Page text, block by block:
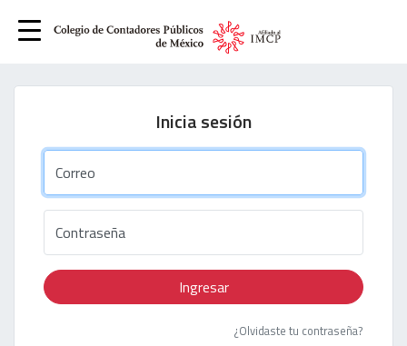
Inicia sesión
Correo
Contraseña
Ingresar
¿Olvidaste tu contraseña?